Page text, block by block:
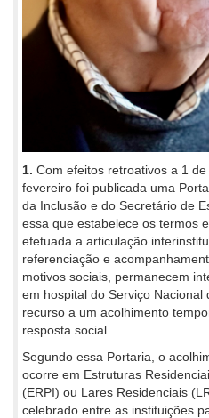
1. Com efeitos retroativos a 1
fevereiro foi publicada uma
da Inclusão e do Secretário de
essa que estabelece os termos
efetuada a articulação
referenciação e
motivos sociais, permanecem
em hospital do Serviço Nacional
recurso a um acolhimento
resposta social.
Segundo essa Portaria, o
ocorre em Estruturas
(ERPI) ou Lares Residenciais
celebrado entre as instituições